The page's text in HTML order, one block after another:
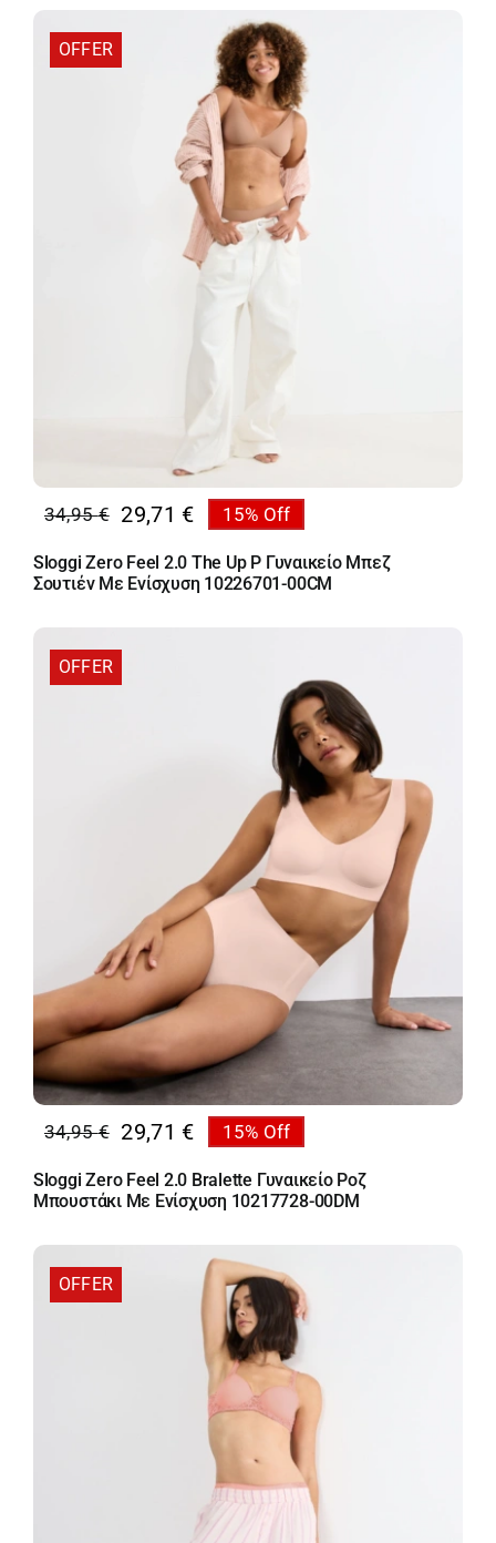
OFFER
34,95€
Original
price
was:
29,71 €
Η
τρέχουσα
τιμή
29,71 €.
15% Off
Sloggi Zero Feel 2.0 The Up P Γυναικείο Μπεζ
Σουτιέν Με Ενίσχυση 10226701-00CM
OFFER
34,95€
Original
price
was:
29,71 €
Η
τρέχουσα
τιμή
29,71 €.
15% Off
Sloggi Zero Feel 2.0 Bralette Γυναικείο Ροζ
Μπουστάκι Με Ενίσχυση 10217728-00DM
OFFER